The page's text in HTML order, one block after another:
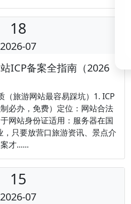
18
2026-07
ICP备案全指南（2026
（旅游网站最容易踩坑）1. ICP
必办，免费）定位：网站合法
网站身份证适用：服务器在国
只要放营口旅游资讯、景点介
才......
15
2026-07